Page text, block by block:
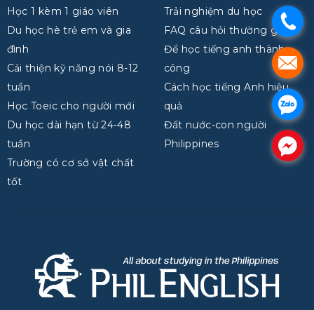
Học 1 kèm 1 giáo viên
Du học hè trẻ em và gia
đình
Cải thiện kỹ năng nói 8-12
tuần
Học Toeic cho người mới
Du học dài hạn từ 24-48
tuần
Trường có cơ sở vật chất
tốt
Trải nghiệm du học
FAQ câu hỏi thường gặp
Để học tiếng anh thành
công
Cách học tiếng Anh hiệu
quả
Đất nước-con người
Philippines
.
.
.
.